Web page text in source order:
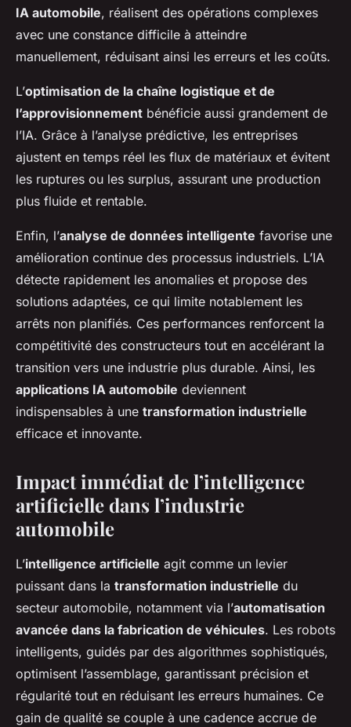
IA automobile, réalisent des opérations complexes
avec une constance difficile à atteindre
manuellement, réduisant ainsi les erreurs et les coûts.
L’optimisation de la chaîne logistique et de
l’approvisionnement bénéficie aussi grandement de
l’IA. Grâce à l’analyse prédictive, les entreprises
ajustent en temps réel les flux de matériaux et évitent
les ruptures ou les surplus, assurant une production
plus fluide et rentable.
Enfin, l’analyse de données intelligente favorise une
amélioration continue des processus industriels. L’IA
détecte rapidement les anomalies et propose des
solutions adaptées, ce qui limite notablement les
arrêts non planifiés. Ces performances renforcent la
compétitivité des constructeurs tout en accélérant la
transition vers une industrie plus durable. Ainsi, les
applications IA automobile deviennent
indispensables à une transformation industrielle
efficace et innovante.
Impact immédiat de l’intelligence
artificielle dans l’industrie
automobile
L’intelligence artificielle agit comme un levier
puissant dans la transformation industrielle du
secteur automobile, notamment via l’automatisation
avancée dans la fabrication de véhicules. Les robots
intelligents, guidés par des algorithmes sophistiqués,
optimisent l’assemblage, garantissant précision et
régularité tout en réduisant les erreurs humaines. Ce
gain de qualité se couple à une cadence accrue de